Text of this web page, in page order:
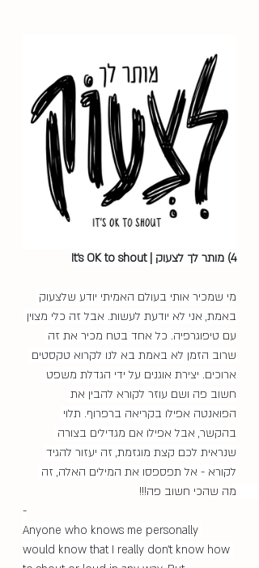
4) מותר לך לצעוק | It's OK to shout
מי שמכיר אותי בעולם האמיתי יודע שלצעוק
באמת, אני לא יודעת לעשות. אבל זה כלי מצוין
עם טיפוגרפיה. כל אחד בטח מכיר את זה
שרוב הזמן לא באמת בא לנו לקרוא טקסטים
ארוכים. יצירת אוגנים על ידי הגדלת משפט
חשוב פה ושם עוזר לקורא להבין את
הפואנטה אפילו בקריאה ברפרוף. תלוי
בהקשר, אבל אפילו אם מגדילים בצורה
שנראית לכם קצת מוגזמת, זה יעזור להגיד
לקורא - אל תפספסו את המילים האלה, זה
מה שהכי חשוב פה!!!
-
Anyone who knows me personally
would know that I really don't know how